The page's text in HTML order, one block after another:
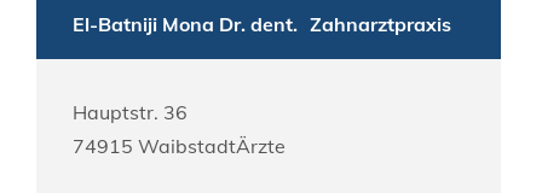
El-Batniji Mona Dr. dent. Zahnarztpraxis
Hauptstr. 36
74915 WaibstadtÄrzte